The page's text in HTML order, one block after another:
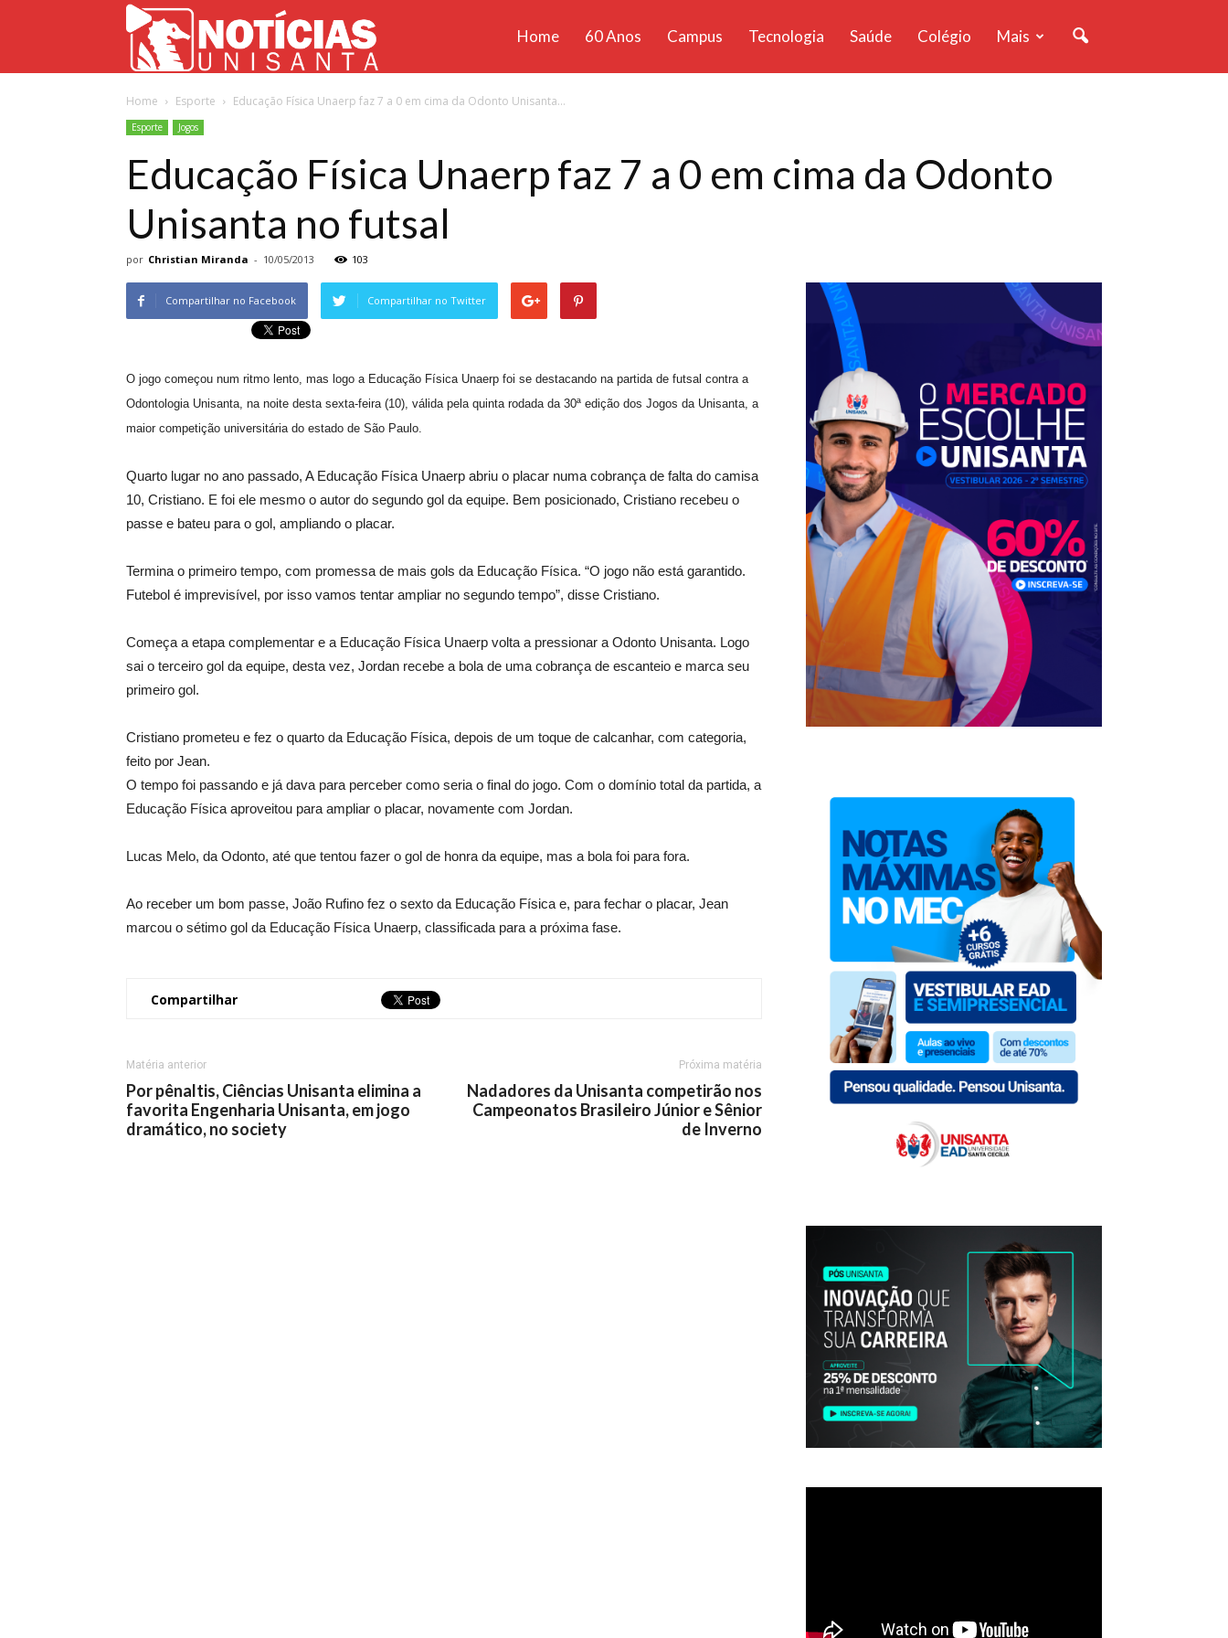
Unisanta
Home 60 Anos Campus Tecnologia Saúde Colégio Mais
Home Esporte Educação Física Unaerp faz 7 a 0 em cima da Odonto Unisanta...
Esporte Jogos
Educação Física Unaerp faz 7 a 0 em cima da Odonto
Unisanta no futsal
por Christian Miranda - 10/05/2013 103
Compartilhar no Facebook Compartilhar no Twitter
O jogo começou num ritmo lento, mas logo a Educação Física Unaerp foi se destacando na partida de futsal contra a
Odontologia Unisanta, na noite desta sexta-feira (10), válida pela quinta rodada da 30ª edição dos Jogos da Unisanta, a
maior competição universitária do estado de São Paulo.
Quarto lugar no ano passado, A Educação Física Unaerp abriu o placar numa cobrança de falta do camisa
10, Cristiano. E foi ele mesmo o autor do segundo gol da equipe. Bem posicionado, Cristiano recebeu o
passe e bateu para o gol, ampliando o placar.
Termina o primeiro tempo, com promessa de mais gols da Educação Física. “O jogo não está garantido.
Futebol é imprevisível, por isso vamos tentar ampliar no segundo tempo”, disse Cristiano.
Começa a etapa complementar e a Educação Física Unaerp volta a pressionar a Odonto Unisanta. Logo
sai o terceiro gol da equipe, desta vez, Jordan recebe a bola de uma cobrança de escanteio e marca seu
primeiro gol.
Cristiano prometeu e fez o quarto da Educação Física, depois de um toque de calcanhar, com categoria,
feito por Jean.
O tempo foi passando e já dava para perceber como seria o final do jogo. Com o domínio total da partida, a
Educação Física aproveitou para ampliar o placar, novamente com Jordan.
Lucas Melo, da Odonto, até que tentou fazer o gol de honra da equipe, mas a bola foi para fora.
Ao receber um bom passe, João Rufino fez o sexto da Educação Física e, para fechar o placar, Jean
marcou o sétimo gol da Educação Física Unaerp, classificada para a próxima fase.
Compartilhar
Matéria anterior
Por pênaltis, Ciências Unisanta elimina a
favorita Engenharia Unisanta, em jogo
dramático, no society
Próxima matéria
Nadadores da Unisanta competirão nos
Campeonatos Brasileiro Júnior e Sênior
de Inverno